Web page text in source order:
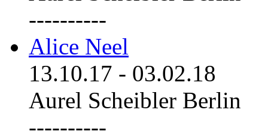
----------
Alice Neel
13.10.17 - 03.02.18
Aurel Scheibler Berlin
----------